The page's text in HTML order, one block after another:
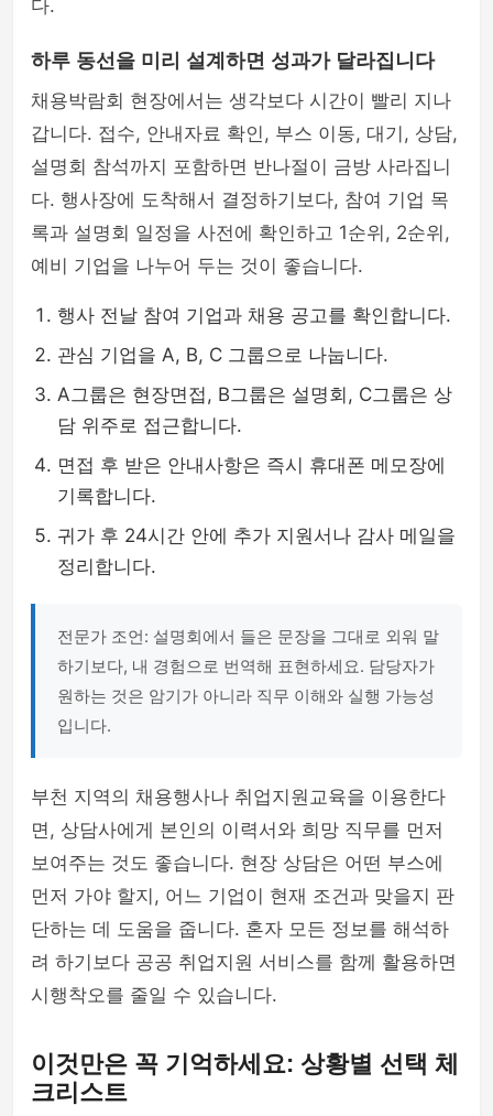
다.
하루 동선을 미리 설계하면 성과가 달라집니다
채용박람회 현장에서는 생각보다 시간이 빨리 지나
갑니다. 접수, 안내자료 확인, 부스 이동, 대기, 상담,
설명회 참석까지 포함하면 반나절이 금방 사라집니
다. 행사장에 도착해서 결정하기보다, 참여 기업 목
록과 설명회 일정을 사전에 확인하고 1순위, 2순위,
예비 기업을 나누어 두는 것이 좋습니다.
행사 전날 참여 기업과 채용 공고를 확인합니다.
관심 기업을 A, B, C 그룹으로 나눕니다.
A그룹은 현장면접, B그룹은 설명회, C그룹은 상
담 위주로 접근합니다.
면접 후 받은 안내사항은 즉시 휴대폰 메모장에
기록합니다.
귀가 후 24시간 안에 추가 지원서나 감사 메일을
정리합니다.
전문가 조언: 설명회에서 들은 문장을 그대로 외워 말
하기보다, 내 경험으로 번역해 표현하세요. 담당자가
원하는 것은 암기가 아니라 직무 이해와 실행 가능성
입니다.
부천 지역의 채용행사나 취업지원교육을 이용한다
면, 상담사에게 본인의 이력서와 희망 직무를 먼저
보여주는 것도 좋습니다. 현장 상담은 어떤 부스에
먼저 가야 할지, 어느 기업이 현재 조건과 맞을지 판
단하는 데 도움을 줍니다. 혼자 모든 정보를 해석하
려 하기보다 공공 취업지원 서비스를 함께 활용하면
시행착오를 줄일 수 있습니다.
이것만은 꼭 기억하세요: 상황별 선택 체
크리스트